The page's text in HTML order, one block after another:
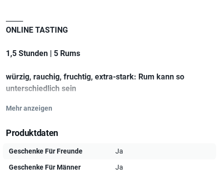
ONLINE TASTING
1,5 Stunden | 5 Rums
würzig, rauchig, fruchtig, extra-stark: Rum kann so
unterschiedlich sein
WICHTIG: ANMELDUNG 5 WERKTAGE VOR DEM TERMIN -
Was erwartet euch?
Wieso, Weshalb und natürlich WaRUM
Mehr anzeigen
Produktdaten
Geschenke Für Freunde Ja
Geschenke Für Männer Ja